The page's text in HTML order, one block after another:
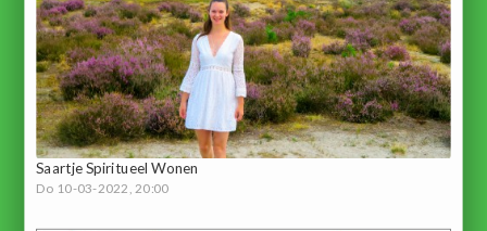
Saartje Spiritueel Wonen
Do 10-03-2022, 20:00